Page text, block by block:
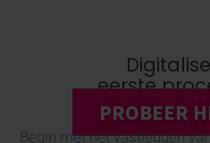
eerste
PROBEER
Begin met het vastleggen